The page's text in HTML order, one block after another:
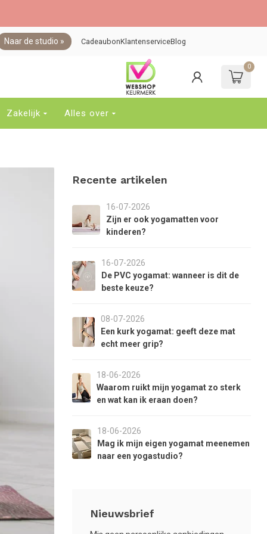
Naar de studio » CadeaubonKlantenserviceBlog
0
Zakelijk Alles over
Recente artikelen
16-07-2026
Zijn er ook yogamatten voor
kinderen?
16-07-2026
De PVC yogamat: wanneer is dit de
beste keuze?
08-07-2026
Een kurk yogamat: geeft deze mat
echt meer grip?
18-06-2026
Waarom ruikt mijn yogamat zo sterk
en wat kan ik eraan doen?
18-06-2026
Mag ik mijn eigen yogamat meenemen
naar een yogastudio?
Nieuwsbrief